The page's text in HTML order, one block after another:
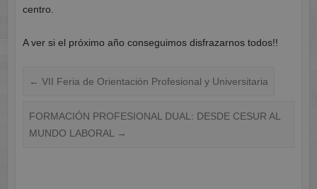
centro.
A ver si el próximo año conseguimos disfrazarnos todos!!
← VII Feria de Orientación Profesional y Universitaria
FORMACIÓN PROFESIONAL DUAL: DESDE CESUR AL
MUNDO LABORAL →